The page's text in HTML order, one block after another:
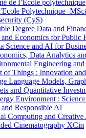
de l’École polytechnique
Polytechnique -
(CyS)
Degree Data and
Economics for Public
and AI for
Data Analytics
Engineering
Things : Innovation
Language Models,
and Quantitative
Environment :
Responsible AI
Computing and Creative
Cinematography XCin